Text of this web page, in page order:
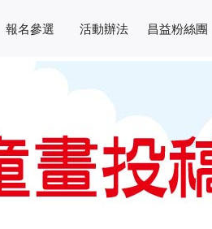
報名參選 活動辦法 昌益粉絲團